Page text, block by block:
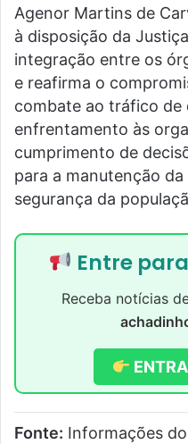
Agenor Martins de
à disposição da
integração entre os
e reafirma o
combate ao tráfico de
enfrentamento às
cumprimento de
para a manutenção
segurança da
Entre
Receba notícias
Fonte: Informações